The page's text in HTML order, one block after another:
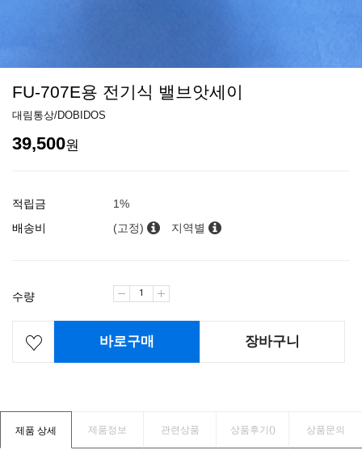
FU-707E용 전기식 밸브앗세이
대림통상/DOBIDOS
39,500원
적립금
1%
배송비
(고정) 지역별
수량
바로구매 장바구니
제품 상세 제품정보 관련상품 상품후기() 상품문의